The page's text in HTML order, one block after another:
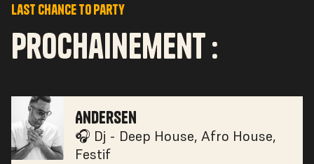
last chance to party
Prochainement :
Andersen
🎧 Dj - Deep House, Afro House,
Festif